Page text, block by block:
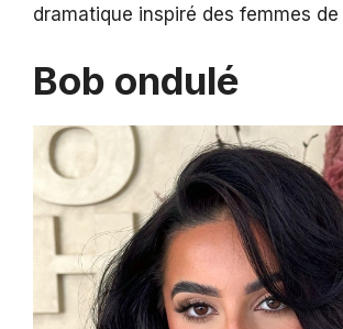
dramatique inspiré des femmes de
Bob ondulé